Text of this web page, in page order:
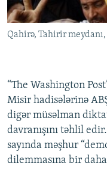
İZ - MƏDƏNIYYƏT
MATERIALLARIMIZDAN
AZADLIQRADIOSU MOBIL
XƏBƏR
RFE/RL-in bütün
Qahirə, Tahirir meydanı,
“The Washington
Misir hadisələrinə
digər müsəlman
davranışını təhlil
sayında məşhur
dilemmasına bir